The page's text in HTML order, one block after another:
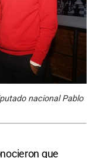
nacional Pablo
que